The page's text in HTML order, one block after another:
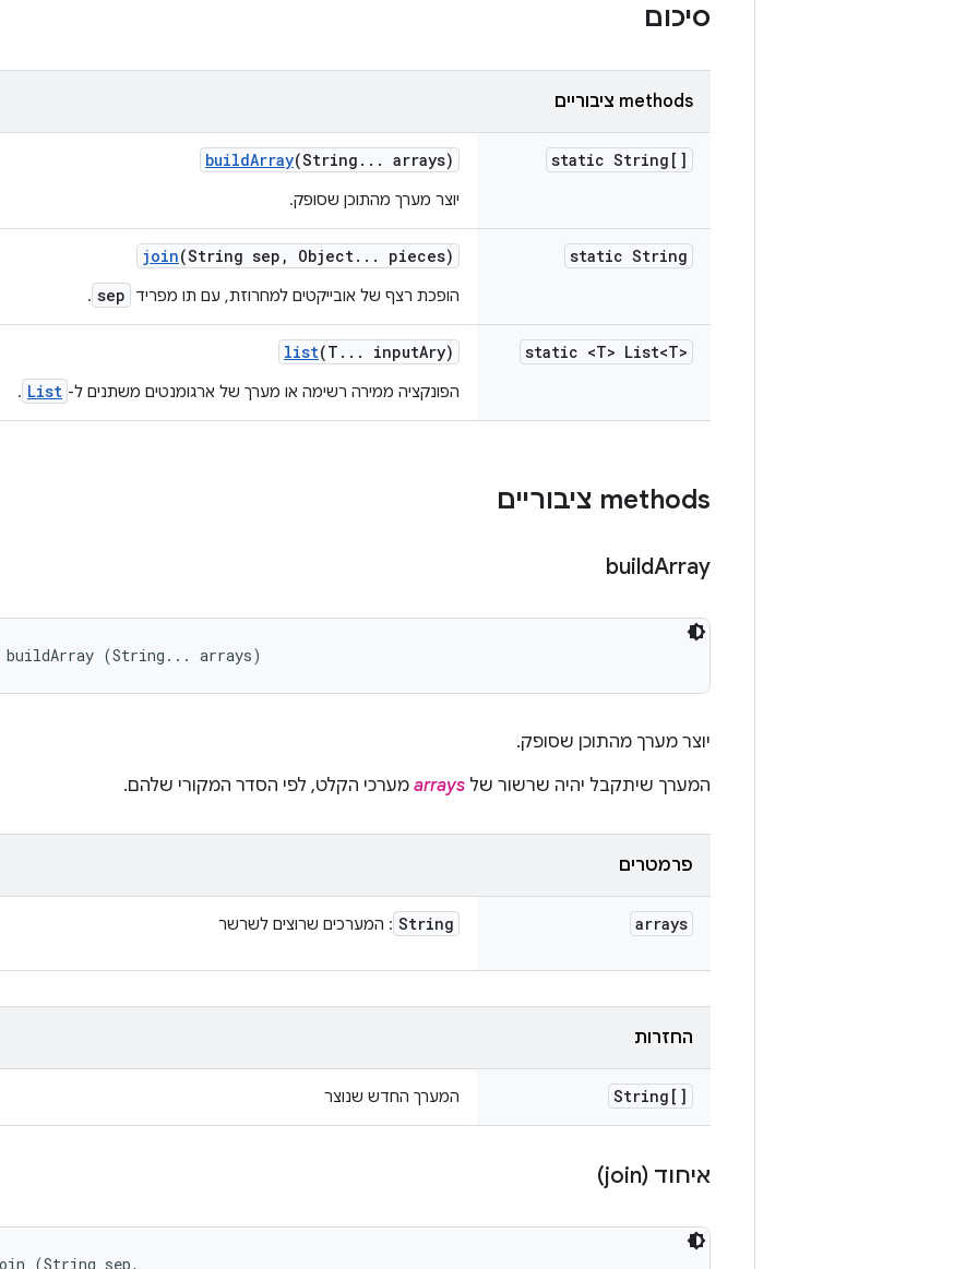
סיכום
‫methods ציבוריים
static String[]
buildArray(String . . . arrays)
יוצר מערך מהתוכן שסופק.
static String
join(String sep , Object. . . pieces)
הופכת רצף של אובייקטים למחרוזת, עם תו מפריד sep
.
static <T> List<T>
list(T . . . inputAry)
הפונקציה ממירה רשימה או מערך של ארגומנטים משתנים ל- List
.
‫methods ציבוריים
buildArray
(String... arrays)
יוצר מערך מהתוכן שסופק.
המערך שיתקבל יהיה שרשור של arrays מערכי הקלט, לפי הסדר המקורי שלהם.
פרמטרים
arrays
String : המערכים שרוצים לשרשר
החזרות
String[] המערך החדש שנוצר
איחוד (join)
(String sep,